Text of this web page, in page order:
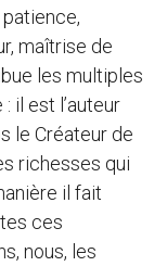
patience,
maîtrise de
les multiples
il est l’auteur
le Créateur de
richesses qui
il fait
ces
nous, les